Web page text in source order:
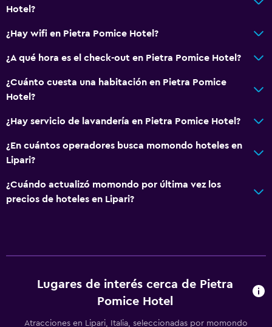
Hotel?
¿Hay wifi en Pietra Pomice Hotel?
¿A qué hora es el check-out en Pietra Pomice Hotel?
¿Cuánto cuesta una habitación en Pietra Pomice
Hotel?
¿Hay servicio de lavandería en Pietra Pomice Hotel?
¿En cuántos operadores busca momondo hoteles en
Lipari?
¿Cuándo actualizó momondo por última vez los
precios de hoteles en Lipari?
Lugares de interés cerca de Pietra
Pomice Hotel
Atracciones en Lipari, Italia, seleccionadas por momondo